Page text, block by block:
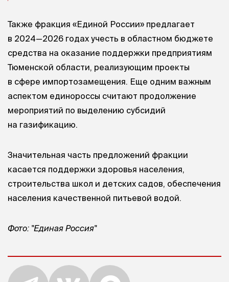
Также фракция «Единой России» предлагает
в 2024—2026 годах учесть в областном бюджете
средства на оказание поддержки предприятиям
Тюменской области, реализующим проекты
в сфере импортозамещения. Еще одним важным
аспектом единороссы считают продолжение
мероприятий по выделению субсидий
на газификацию.
Значительная часть предложений фракции
касается поддержки здоровья населения,
строительства школ и детских садов, обеспечения
населения качественной питьевой водой.
Фото: "Единая Россия"